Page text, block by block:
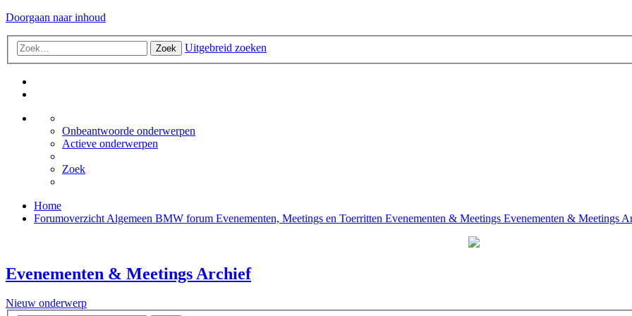
Doorgaan naar inhoud
Zoek Uitgebreid zoeken
Onbeantwoorde onderwerpen
Actieve onderwerpen
Zoek
Home
Forumoverzicht Algemeen BMW forum Evenementen, Meetings en Toerritten Evenementen & Meetings Evenementen & Meetings
Evenementen & Meetings Archief
Nieuw onderwerp